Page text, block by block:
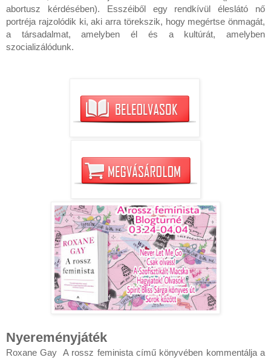
abortusz kérdésében). Esszéiből egy rendkívül éleslátó nő
portréja rajzolódik ki, aki arra törekszik, hogy megértse önmagát,
a társadalmat, amelyben él és a kultúrát, amelyben
Nyereményjáték
Roxane Gay  A rossz feminista című könyvében kommentálja a